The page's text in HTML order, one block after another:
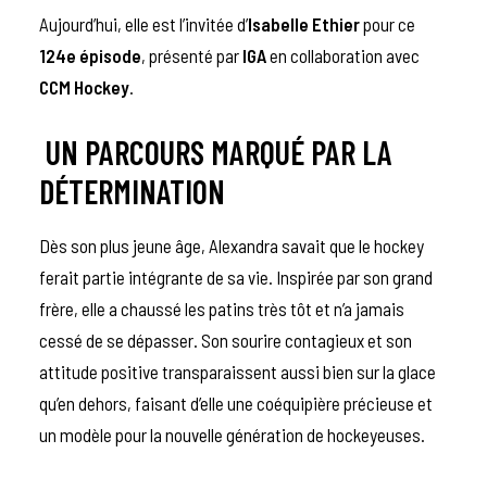
Aujourd’hui, elle est l’invitée d’Isabelle Ethierpour ce
124e épisode, présenté par IGAen collaboration avec
CCM Hockey
UN PARCOURS MARQUÉ PAR LA
DÉTERMINATION
Dès son plus jeune âge, Alexandra savait que le hockey
ferait partie intégrante de sa vie. Inspirée par son grand
frère, elle a chaussé les patins très tôt et n’a jamais
cessé de se dépasser. Son sourire contagieux et son
attitude positive transparaissent aussi bien sur la glace
qu’en dehors, faisant d’elle une coéquipière précieuse et
un modèle pour la nouvelle génération de hockeyeuses.